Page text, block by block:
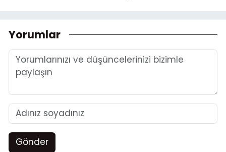
Yorumlar
Gönder